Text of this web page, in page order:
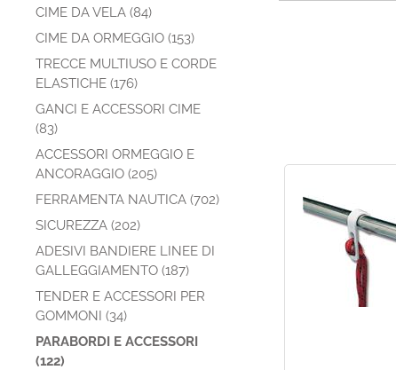
CIME DA VELA (84)
CIME DA ORMEGGIO (153)
TRECCE MULTIUSO E CORDE
ELASTICHE (176)
GANCI E ACCESSORI CIME
(83)
ACCESSORI ORMEGGIO E
ANCORAGGIO (205)
FERRAMENTA NAUTICA (702)
SICUREZZA (202)
ADESIVI BANDIERE LINEE DI
GALLEGGIAMENTO (187)
TENDER E ACCESSORI PER
GOMMONI (34)
PARABORDI E ACCESSORI
(122)